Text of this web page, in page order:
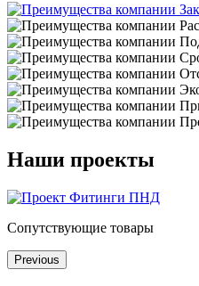
Наши проекты
Сопутствующие товары
Previous